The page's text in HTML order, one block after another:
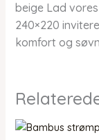
beige Lad
240×220
komfort og